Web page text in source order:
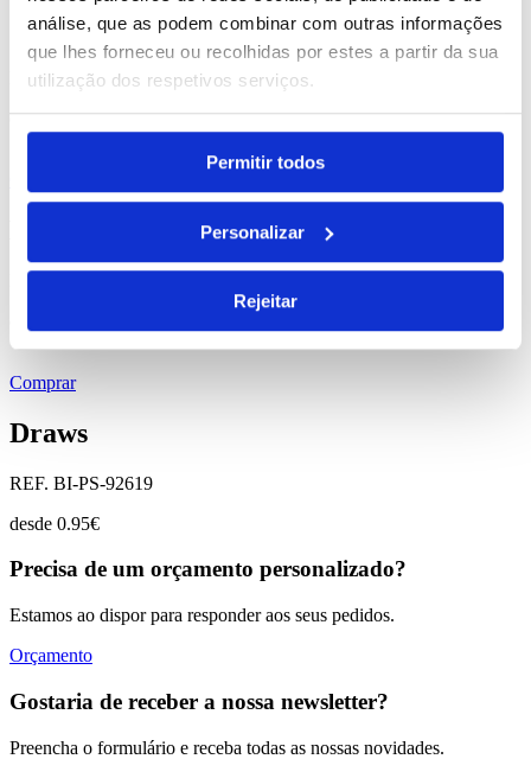
análise, que as podem combinar com outras informações
que lhes forneceu ou recolhidas por estes a partir da sua
utilização dos respetivos serviços.
Permitir todos
Personalizar
Rejeitar
Carnaby
REF. BI-PS-92910
desde 0.51€
REF. BI-PS-92617
Comprar
Draws
REF. BI-PS-92619
desde 0.95€
Precisa de um orçamento personalizado?
Estamos ao dispor para responder aos seus pedidos.
Orçamento
Gostaria de receber a nossa newsletter?
Preencha o formulário e receba todas as nossas novidades.